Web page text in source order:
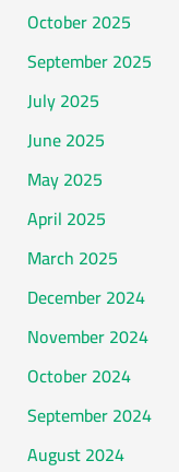
October 2025
September 2025
July 2025
June 2025
May 2025
April 2025
March 2025
December 2024
November 2024
October 2024
September 2024
August 2024